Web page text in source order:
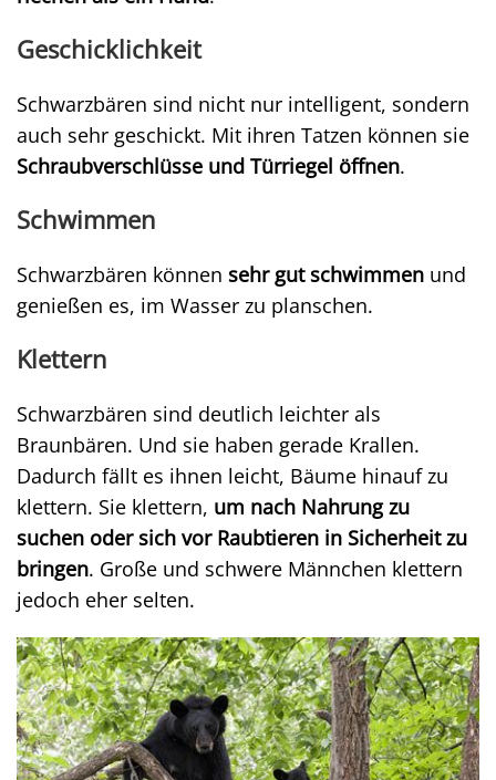
Geschicklichkeit
Schwarzbären sind nicht nur intelligent, sondern
auch sehr geschickt. Mit ihren Tatzen können sie
Schraubverschlüsse und Türriegel öffnen.
Schwimmen
Schwarzbären können sehr gut schwimmen und
genießen es, im Wasser zu planschen.
Klettern
Schwarzbären sind deutlich leichter als
Braunbären. Und sie haben gerade Krallen.
Dadurch fällt es ihnen leicht, Bäume hinauf zu
klettern. Sie klettern, um nach Nahrung zu
suchen oder sich vor Raubtieren in Sicherheit zu
bringen. Große und schwere Männchen klettern
jedoch eher selten.